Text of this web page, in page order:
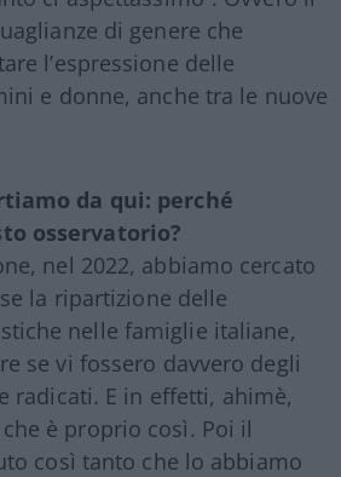
di genere che
l’espressione delle
e donne, anche tra le nuove
da qui: perché
osservatorio?
nel 2022, abbiamo cercato
la ripartizione delle
nelle famiglie italiane,
se vi fossero davvero degli
radicati. E in effetti, ahimè,
è proprio così. Poi il
così tanto che lo abbiamo